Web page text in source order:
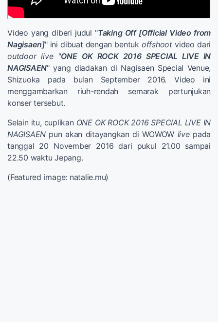
Video yang diberi judul "Taking Off [Official Video from
Nagisaen]" ini dibuat dengan bentuk offshootvideo dari
outdoor live "ONE OK ROCK 2016 SPECIAL LIVE IN
NAGISAEN" yang diadakan di Nagisaen Special Venue,
Shizuoka pada bulan September 2016. Video ini
menggambarkan riuh-rendah semarak pertunjukan
konser tersebut.
Selain itu, cuplikan ONE OK ROCK 2016 SPECIAL LIVE IN
NAGISAEN pun akan ditayangkan di WOWOW livepada
tanggal 20 November 2016 dari pukul 21.00 sampai
22.50 waktu Jepang.
(Featured image: natalie.mu)